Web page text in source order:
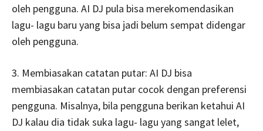
oleh pengguna. AI DJ pula bisa merekomendasikan
lagu- lagu baru yang bisa jadi belum sempat didengar
oleh pengguna.
3. Membiasakan catatan putar: AI DJ bisa
membiasakan catatan putar cocok dengan preferensi
pengguna. Misalnya, bila pengguna berikan ketahui AI
DJ kalau dia tidak suka lagu- lagu yang sangat lelet,